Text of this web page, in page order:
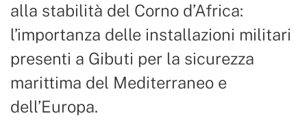
alla stabilità del Corno d’Africa:
l’importanza delle installazioni militari
presenti a Gibuti per la sicurezza
marittima del Mediterraneo e
dell’Europa.